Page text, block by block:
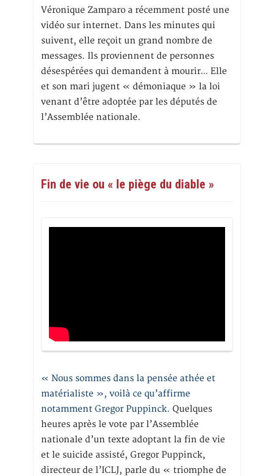
Véronique Zamparo a récemment posté une
vidéo sur internet. Dans les minutes qui
suivent, elle reçoit un grand nombre de
messages. Ils proviennent de personnes
désespérées qui demandent à mourir… Elle
et son mari jugent « démoniaque » la loi
venant d’être adoptée par les députés de
l’Assemblée nationale.
Fin de vie ou « le piège du diable »
« Nous sommes dans la pensée athée et
matérialiste », voilà ce qu’affirme
notamment Gregor Puppinck. Quelques
heures après le vote par l’Assemblée
nationale d’un texte adoptant la fin de vie
et le suicide assisté, Gregor Puppinck,
directeur de l’ICLJ, parle du « triomphe de